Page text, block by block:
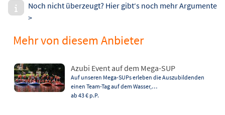
Noch nicht überzeugt? Hier gibt‘s noch mehr Argumente
>
Mehr von diesem Anbieter
Azubi Event auf dem Mega-SUP
Auf unseren Mega-SUPs erleben die Auszubildenden
einen Team-Tag auf dem Wasser,…
ab 43 € p.P.